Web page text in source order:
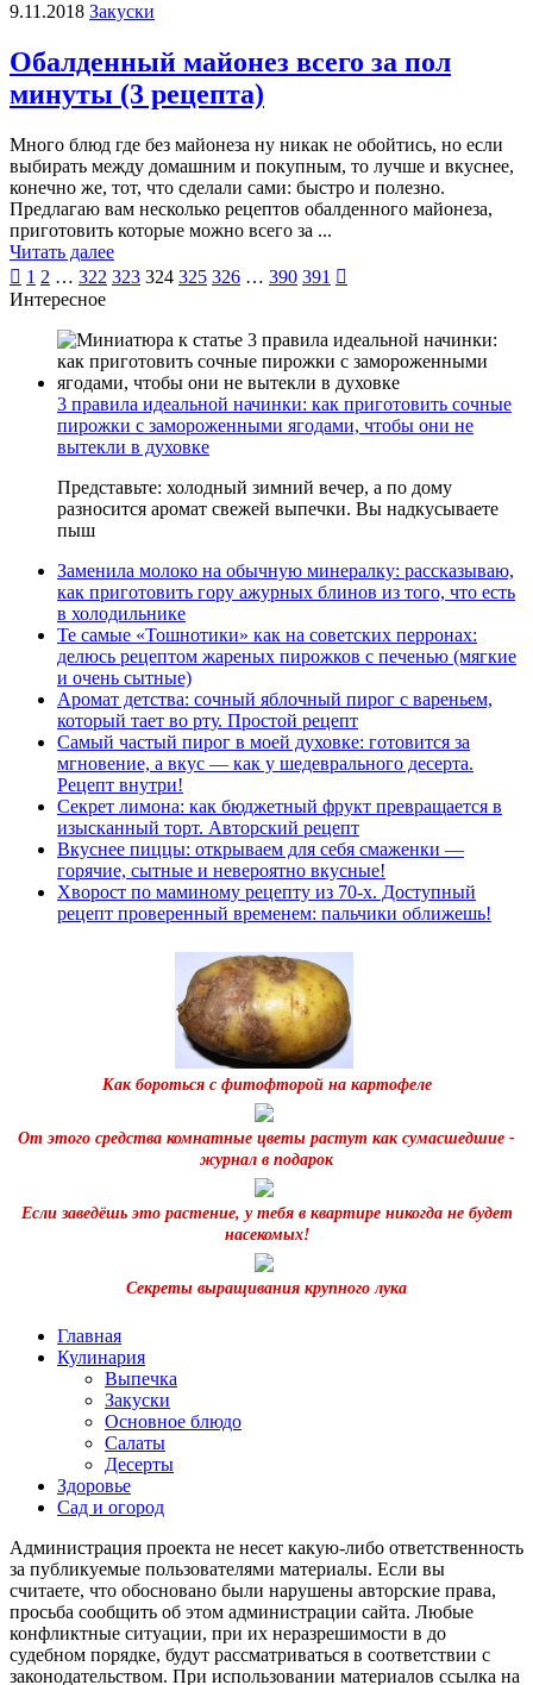
9.11.2018 Закуски
Обалденный майонез всего за пол
минуты (3 рецепта)
Много блюд где без майонеза ну никак не обойтись, но если
выбирать между домашним и покупным, то лучше и вкуснее,
конечно же, тот, что сделали сами: быстро и полезно.
Предлагаю вам несколько рецептов обалденного майонеза,
приготовить которые можно всего за ...
Читать далее
Пагинация
записей
 1 2 … 322 323 324 325 326 … 390 391 
Интересное
3 правила идеальной начинки: как приготовить сочные
пирожки с замороженными ягодами, чтобы они не
вытекли в духовке
Представьте: холодный зимний вечер, а по дому
разносится аромат свежей выпечки. Вы надкусываете
пыш
Заменила молоко на обычную минералку: рассказываю,
как приготовить гору ажурных блинов из того, что есть
в холодильнике
Те самые «Тошнотики» как на советских перронах:
делюсь рецептом жареных пирожков с печенью (мягкие
и очень сытные)
Аромат детства: сочный яблочный пирог с вареньем,
который тает во рту. Простой рецепт
Самый частый пирог в моей духовке: готовится за
мгновение, а вкус — как у шедеврального десерта.
Рецепт внутри!
Секрет лимона: как бюджетный фрукт превращается в
изысканный торт. Авторский рецепт
Вкуснее пиццы: открываем для себя смаженки —
горячие, сытные и невероятно вкусные!
Хворост по маминому рецепту из 70-х. Доступный
рецепт проверенный временем: пальчики оближешь!
Как бороться с фитофторой на картофеле
От этого средства комнатные цветы растут как сумасшедшие -
журнал в подарок
Если заведёшь это растение, у тебя в квартире никогда не будет
насекомых!
Секреты выращивания крупного лука
Главная
Кулинария
Выпечка
Закуски
Основное блюдо
Салаты
Десерты
Здоровье
Сад и огород
Администрация проекта не несет какую-либо ответственность
за публикуемые пользователями материалы. Если вы
считаете, что обосновано были нарушены авторские права,
просьба сообщить об этом администрации сайта. Любые
конфликтные ситуации, при их неразрешимости в до
судебном порядке, будут рассматриваться в соответствии с
законодательством. При использовании материалов ссылка на